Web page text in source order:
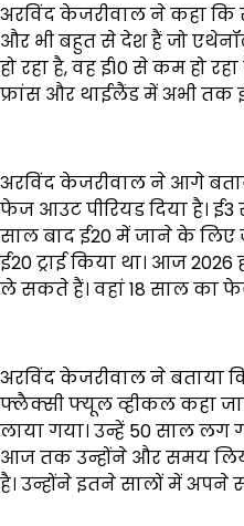
अरविंद केजरीवाल ने कहा कि
और भी बहुत से देश हैं जो
हो रहा है, वह ई10 से कम हो
फ्रांस और थाईलैंड में अभी तक
अरविंद केजरीवाल ने आगे
फेज आउट पीरियड दिया है।
साल बाद ई20 में जाने के लिए
ई20 ट्राई किया था। आज
ले सकते हैं। वहां 18 साल का
अरविंद केजरीवाल ने बताया कि
फ्लैक्सी फ्यूल व्हीकल कहा
लाया गया। उन्हें 50 साल लग
आज तक उन्होंने और समय
है। उन्होंने इतने सालों में अपने